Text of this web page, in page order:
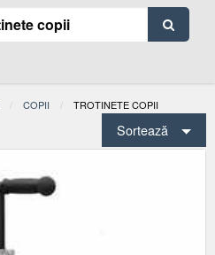
COPII ACTUAL:
TROTINETE COPII
Sortează